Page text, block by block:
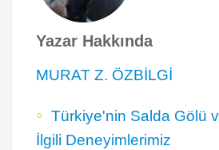
Yazar Hakkında
MURAT Z. ÖZBİLGİ
Türkiye'nin Salda Gölü
İlgili Deneyimlerimiz